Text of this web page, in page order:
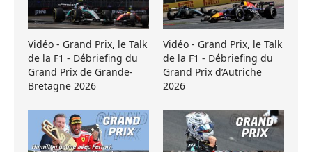
Vidéo - Grand Prix, le Talk
de la F1 - Débriefing du
Grand Prix de Grande-
Bretagne 2026
Vidéo - Grand Prix, le Talk
de la F1 - Débriefing du
Grand Prix d’Autriche
2026